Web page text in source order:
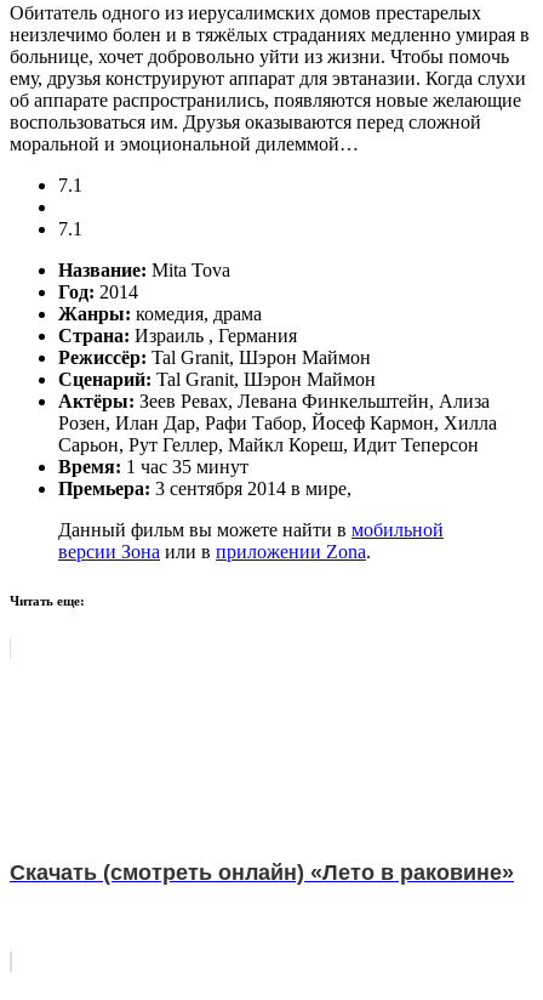
Обитатель одного из иерусалимских домов престарелых
неизлечимо болен и в тяжёлых страданиях медленно умирая в
больнице, хочет добровольно уйти из жизни. Чтобы помочь
ему, друзья конструируют аппарат для эвтаназии. Когда слухи
об аппарате распространились, появляются новые желающие
воспользоваться им. Друзья оказываются перед сложной
моральной и эмоциональной дилеммой…
7.1
7.1
Название: Mita Tova
Год: 2014
Жанры: комедия, драма
Страна: Израиль , Германия
Режиссёр: Tal Granit, Шэрон Маймон
Сценарий: Tal Granit, Шэрон Маймон
Актёры: Зеев Ревах, Левана Финкельштейн, Ализа
Розен, Илан Дар, Рафи Табор, Йосеф Кармон, Хилла
Сарьон, Рут Геллер, Майкл Кореш, Идит Теперсон
Время: 1 час 35 минут
Премьера: 3 сентября 2014 в мире,
Данный фильм вы можете найти в мобильной
версии Зона или в приложении Zona.
Читать еще:
Скачать (смотреть онлайн) «Лето в раковине»